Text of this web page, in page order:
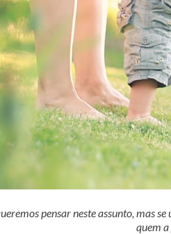
pensar neste assunto, mas
quem